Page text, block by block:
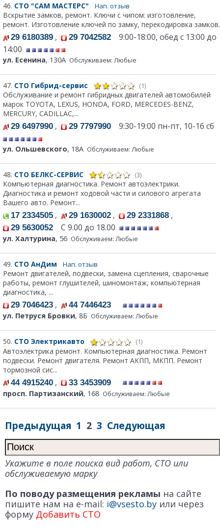
46. СТО "САМ МАСТЕРС" Нап. отзыв
Вскрытие замков, ремонт. Ключи с чипом: изготовление,
ремонт. Изготовление ключей по замку, перекодировка замков.
29 6180389 , 29 7042582 9:00-18:00, обед с 13:00 до
14:00
ул. Есенина, 130А Обслуживаем: Любые
47. СТО Гибрид-сервис (1)
Обслуживание и ремонт гибридных двигателей автомобилей
марок TOYOTA, LEXUS, HONDA, FORD, MERCEDES-BENZ,
MERCURY, CADILLAC,...
29 6497990 , 29 7797990 9:30-19:00 пн-пт, 10-16 cб
ул. Ольшевского, 18А Обслуживаем: Любые
48. СТО БЕЛКС-СЕРВИС (3)
Компьютерная диагностика. Ремонт автоэлектрики.
Диагностика и ремонт ходовой части и силового агрегата
Вашего авто. Ремонт...
17 2334505 , 29 1630002 , 29 2331868 ,
29 5630052 С 9.00 до 18.00
ул. Халтурина, 56 Обслуживаем: Любые
49. СТО АнДим Нап. отзыв
Ремонт двигателей, подвески, замена сцепления, сварочные
работы, ремонт глушителей, шиномонтаж, компьютерная
диагностика, ...
29 7046423 ,
44 7446423
ул. Петруся Бровки, 8Б Обслуживаем: Любые
50. СТО Электрикавто (1)
Автоэлектрика ремонт. Компьютерная диагностика. Ремонт
подвески. Ремонт двигателя. Ремонт АКПП, МКПП. Ремонт
тормозной сис...
44 4915240 ,
33 3453909
просп. Партизанский, 168 Обслуживаем: Любые
Предыдущая 1 2 3 Следующая
Укажите в поле поиска вид работ, СТО или
обслуживаемую марку
По поводу размещения рекламы на сайте
пишите нам на e-mail: i@vsesto.by или через
форму Добавить СТО